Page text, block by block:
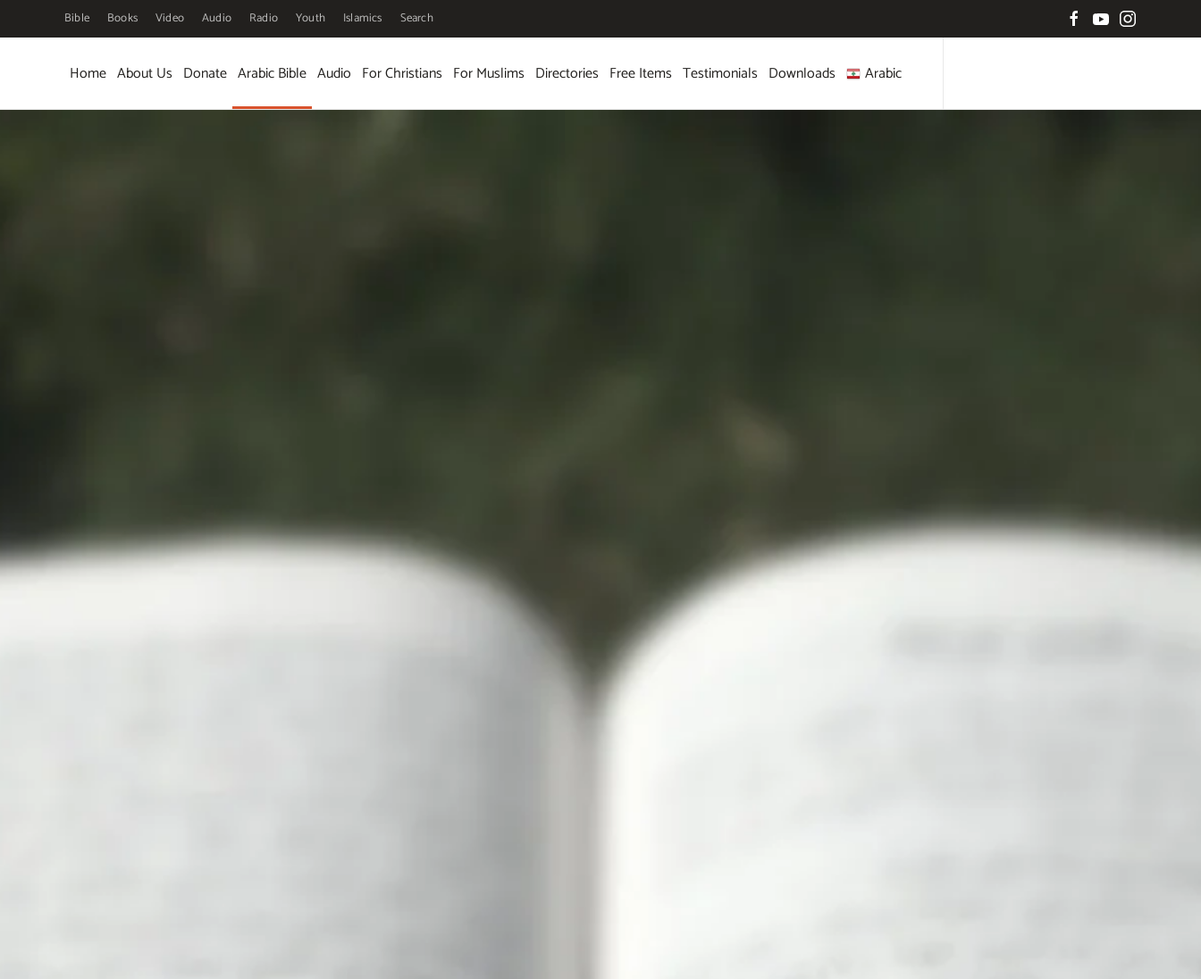
Skip to main content
Bible Books Video Audio Radio Youth Islamics Search
Home About Us Donate Arabic Bible Audio For Christians For Muslims Directories Free Items Testimonials Downloads Arabic